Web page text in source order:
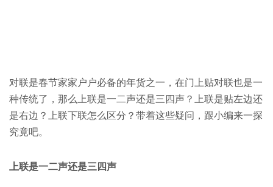
对联是春节家家户户必备的年货之一，在门上贴对联也是一
种传统了，那么上联是一二声还是三四声？上联是贴左边还
是右边？上联下联怎么区分？带着这些疑问，跟小编来一探
究竟吧。
上联是一二声还是三四声